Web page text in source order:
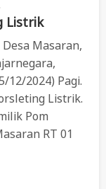
Listrik
Masaran,
12/2024) Pagi.
Listrik.
Pom
RT 01